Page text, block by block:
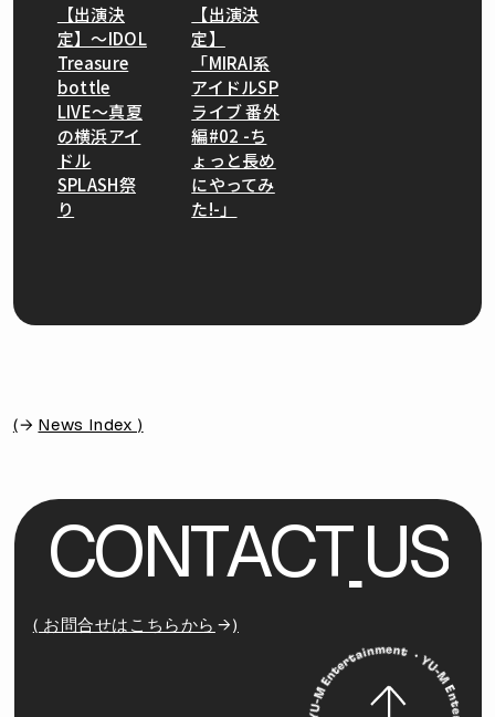
【出演決
定】〜IDOL
Treasure
bottle
LIVE〜真夏
の横浜アイ
ドル
SPLASH祭
り
【出演決
定】
「MIRAI系
アイドルSP
ライブ 番外
編#02 -ち
ょっと長め
にやってみ
た!-」
( News Index )
CONTACT US
( お問合せはこちらから )